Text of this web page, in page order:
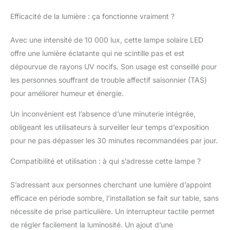
spectre complet de la
rythme circadien
naturel. Intensité de la
lumière réglable : avec
un variateur pour régler
thérapeutique
comprend également
couleur pour une
expérience
paramètres de couleur
blanche froide à 10 000
lux, une lumière
blanche chaude et une
lumière jaune chaude à
5 500 lux. Fin et
Efficacité de la lumière : ça fonctionne vraiment ?
Avec une intensité de 10 000 lux, cette lampe solaire LED
offre une lumière éclatante qui ne scintille pas et est
dépourvue de rayons UV nocifs. Son usage est conseillé pour
les personnes souffrant de trouble affectif saisonnier (TAS)
pour améliorer humeur et énergie.
Un inconvénient est l’absence d’une minuterie intégrée,
obligeant les utilisateurs à surveiller leur temps d’exposition
pour ne pas dépasser les 30 minutes recommandées par jour.
Compatibilité et utilisation : à qui s’adresse cette lampe ?
S’adressant aux personnes cherchant une lumière d’appoint
efficace en période sombre, l’installation se fait sur table, sans
nécessite de prise particulière. Un interrupteur tactile permet
de régler facilement la luminosité. Un ajout d’une